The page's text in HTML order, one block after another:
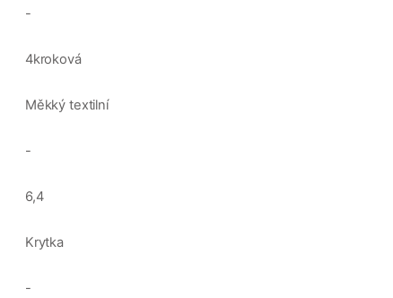
-
4kroková
Měkký textilní
-
6,4
Krytka
-